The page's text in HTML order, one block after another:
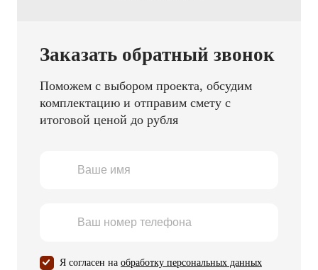
Заказать обратный звонок
Поможем с выбором проекта, обсудим
комплектацию и отправим смету с
итоговой ценой до рубля
Я согласен на обработку персональных данных